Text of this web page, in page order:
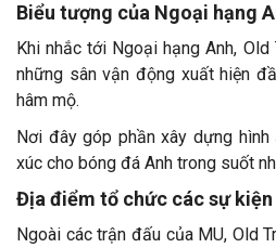
Biểu tượng của Ngoại hạng
Khi nhắc tới Ngoại hạng Anh,
những sân vận động xuất hiện
hâm mộ.
Nơi đây góp phần xây dựng
xúc cho bóng đá Anh trong suốt
Địa điểm tổ chức các sự
Ngoài các trận đấu của MU, Old